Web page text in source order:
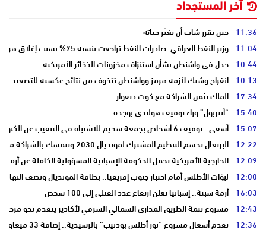
آخر المستجداد
11:36 حين يقرر شاب أن يغيّر حياته
11:04 وزير النفط العراقي: صادرات النفط تراجعت بنسبة 75% بسبب إغلاق هرمز
10:44 جدل في واشنطن بشأن استنزاف مخزونات الذخائر الأمريكية
10:13 انفراج وشيك لأزمة هرمز وواشنطن تتخوف من نتائج عكسية للتصعيد
17:34 الملك يثمن الشراكة مع كوت ديفوار
15:40 “أنتربول” وراء توقيف هولندي بوجدة
15:07 آسفي.. توقيف 6 أشخاص بجمعة سحيم للاشتباه في التنقيب عن الكنوز .
12:22 البرتغال تحسم التنظيم المشترك لمونديال 2030 وتتمسك بالشراكة مع المغرب وإسبانيا
12:09 الخارجية الأمريكية تحمل الحكومة الإسبانية المسؤولية الكاملة عن أزمة
12:00 لبؤات الأطلس أمام اختبار جنوب إفريقيا.. بطاقة المونديال ونصف
16:03 أزمة سبتة.. إسبانيا تعلن ارتفاع عدد القتلى إلى 100 شخص
12:43 مشروع تتمة الطريق المداري الشمالي الشرقي لأكادير يتقدم نحو مرحلة
12:36 تقدم أشغال مشروع “نور أطلس بودنيب” بالرشيدية.. إضافة 33 ميغاوات إلى الشبكة الوطنية